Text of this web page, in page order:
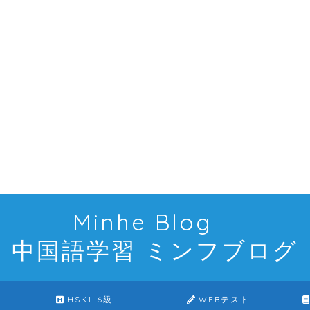
Minhe Blog
中国語学習 ミンフブログ
HSK1-6級 WEBテスト